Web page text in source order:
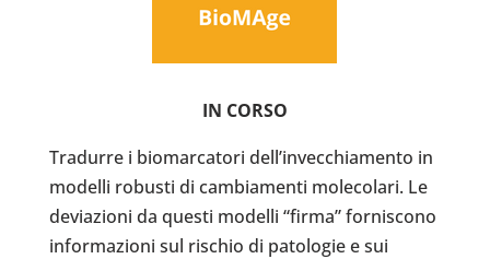
IN CORSO
Tradurre i biomarcatori dell’invecchiamento in ​​
modelli robusti di cambiamenti molecolari. Le
deviazioni da questi modelli “firma” forniscono
informazioni sul rischio di patologie e sui